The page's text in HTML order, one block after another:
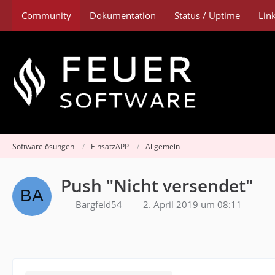
Community Dokumentation Status / Uptime
Softwarelösungen EinsatzAPP Allgemein
Push "Nicht versendet"
Bargfeld54 2. April 2019 um 08:11